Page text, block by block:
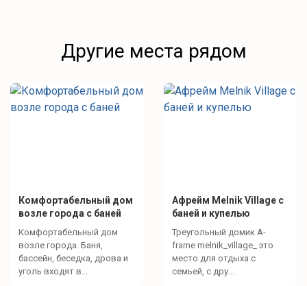
Другие места рядом
Комфортабельный дом
возле города с баней
Комфортабельный дом
возле города. Баня,
бассейн, беседка, дрова и
уголь входят в...
Афрейм Melnik Village с
баней и купелью
Треугольный домик A-
frame melnik_village_ это
место для отдыха с
семьей, с дру...